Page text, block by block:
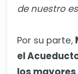
de nuestro
Por su parte,
el